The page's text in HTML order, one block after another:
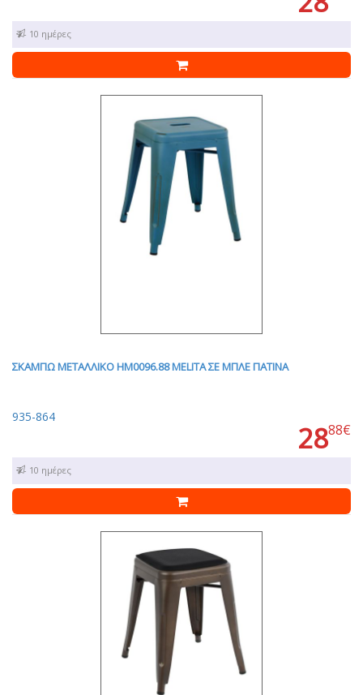
7 - 10 ημέρες
ΣΚΑΜΠΩ ΜΕΤΑΛΛΙΚΟ HM0096.88 MELITA ΣΕ ΜΠΛΕ ΠΑΤΙΝΑ
935-864
2888€
7 - 10 ημέρες